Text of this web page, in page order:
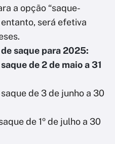
a opção “saque-
entanto, será efetiva
saque para 2025:
de 2 de maio a 31
de 3 de junho a 30
de 1º de julho a 30